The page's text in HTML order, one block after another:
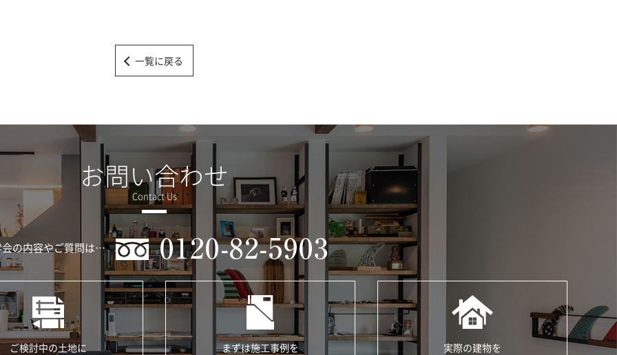
一覧に戻る
お問い合わせ
の内容やご質問は…
ご検討中の土地に
まずは施工事例を
実際の建物を